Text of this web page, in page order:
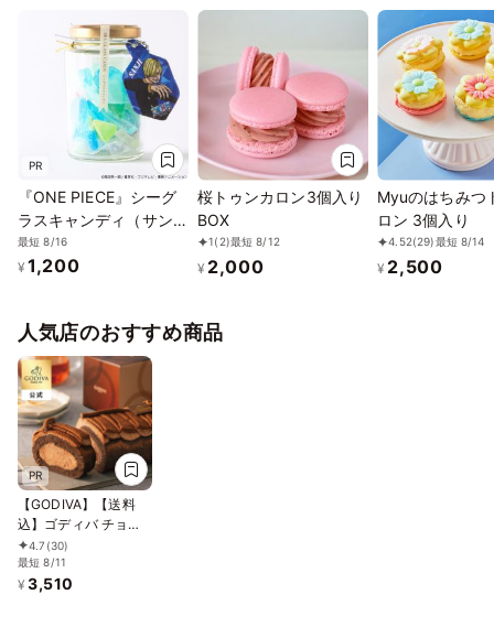
PR
『ONE PIECE』シーグ
ラスキャンディ（サン
ジ）
最短 8/16
¥ 1,200
桜トゥンカロン3個入り
BOX
1(2)最短 8/12
¥ 2,000
Myuのはちみつ
ロン 3個入り
4.52(29)最短 8/14
¥ 2,500
人気店のおすすめ商品
PR
【GODIVA】【送料
込】ゴディバ チョコ
レートロールケーキ
お中元2026
4.7 (30)
最短 8/11
¥ 3,510